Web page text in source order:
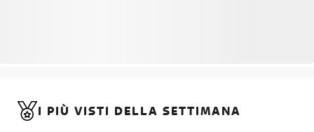
I PIÙ VISTI DELLA SETTIMANA